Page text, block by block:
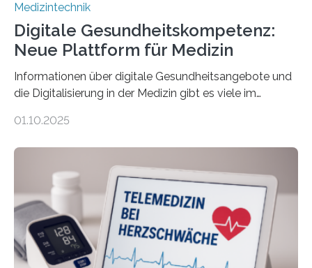
Medizintechnik
Digitale Gesundheitskompetenz:
Neue Plattform für Medizin
Informationen über digitale Gesundheitsangebote und
die Digitalisierung in der Medizin gibt es viele im
seriösen und wissenschaftlich abgesicherten Inhalten?
Forscherinnen der Technischen Universität Dresden
(TUD) richtet sich das Portal sowohl an Patientinnen
und Patienten, aber ebenso an medizinisches
Fachpersonal. Für all diese Zielgruppen bietet sie
speziell zugeschnittene Informationen, um deren
digitale Gesundheitskompetenz zu steigern. MiHUBx ist
01.10.2025